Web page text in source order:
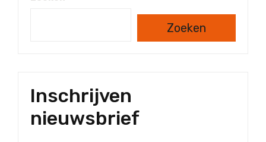
Zoeken
Inschrijven
nieuwsbrief